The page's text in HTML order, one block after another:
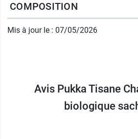
Les garanties
tisane Chaï Original
vous garantissant une boisson
pesticides et respectueuse de
De même l'éthique est au coeur
COMPOSITION
Mis à jour le : 07/05/2026
Avis Pukka Tisane
biologique